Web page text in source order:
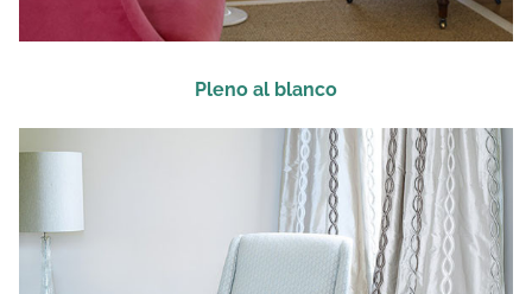
Pleno al blanco